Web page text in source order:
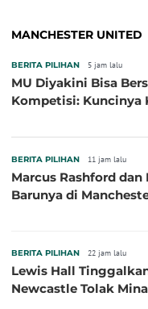
MANCHESTER UNITED
BERITA PILIHAN 5 jam lalu
MU Diyakini Bisa
Kompetisi: Kuncinya
BERITA PILIHAN 11 jam lalu
Marcus Rashford
Barunya di
BERITA PILIHAN 22 jam lalu
Lewis Hall
Newcastle Tolak